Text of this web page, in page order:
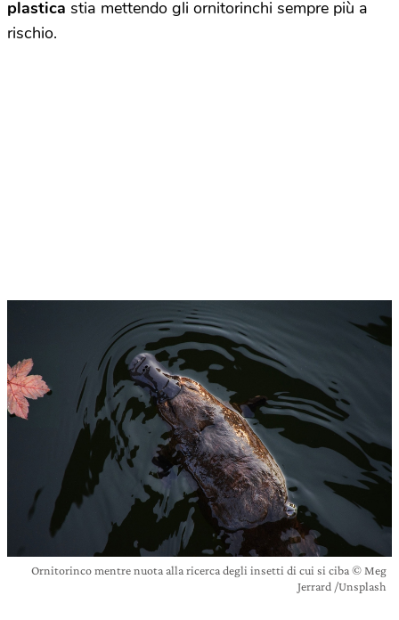
plastica stia mettendo gli ornitorinchi sempre più a
rischio.
Ornitorinco mentre nuota alla ricerca degli insetti di cui si ciba © Meg
Jerrard /Unsplash